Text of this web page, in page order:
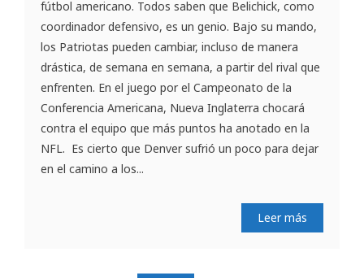
fútbol americano. Todos saben que Belichick, como
coordinador defensivo, es un genio. Bajo su mando,
los Patriotas pueden cambiar, incluso de manera
drástica, de semana en semana, a partir del rival que
enfrenten. En el juego por el Campeonato de la
Conferencia Americana, Nueva Inglaterra chocará
contra el equipo que más puntos ha anotado en la
NFL. Es cierto que Denver sufrió un poco para dejar
en el camino a los...
Leer más